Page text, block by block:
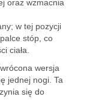
oraz wzmacnia
w tej pozycji
stóp, co
ciała.
wersja
jednej nogi. Ta
się do